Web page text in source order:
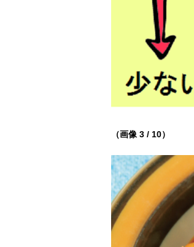
（画像 3 / 10）